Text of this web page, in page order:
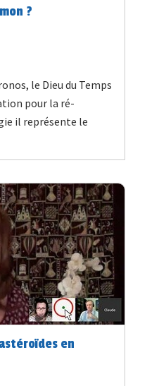
?
le Dieu du Temps
pour la ré-
il représente le
en